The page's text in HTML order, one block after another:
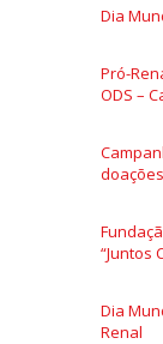
Dia
Pró-
ODS –
“Juntos
Dia
Renal